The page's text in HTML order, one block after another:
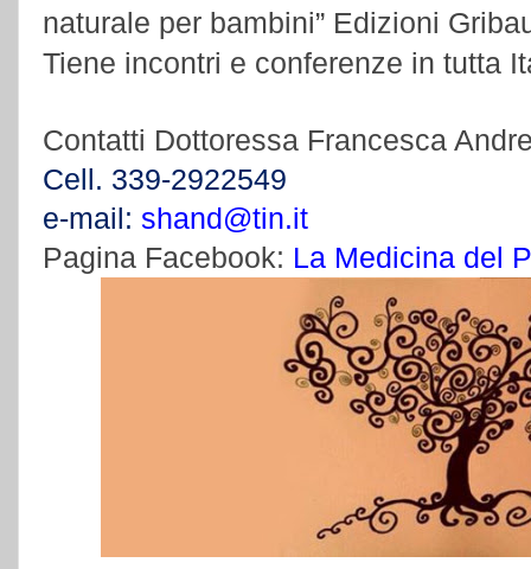
naturale per bambini” Edizioni
Tiene incontri e conferenze in tutta
Contatti Dottoressa Francesca
Cell. 339-2922549
e-mail: shand@tin.it
Pagina Facebook: La Medicina del